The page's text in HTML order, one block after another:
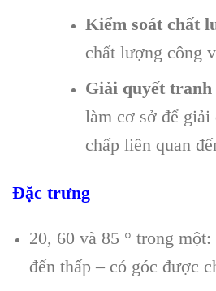
Kiểm soát chất
chất lượng công
Giải quyết tranh
làm cơ sở để giải
chấp liên quan
Đặc trưng
20, 60 và 85 ° trong
đến thấp – có góc được